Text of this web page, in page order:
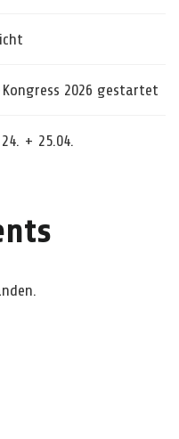
2026 gestartet
+ 25.04.